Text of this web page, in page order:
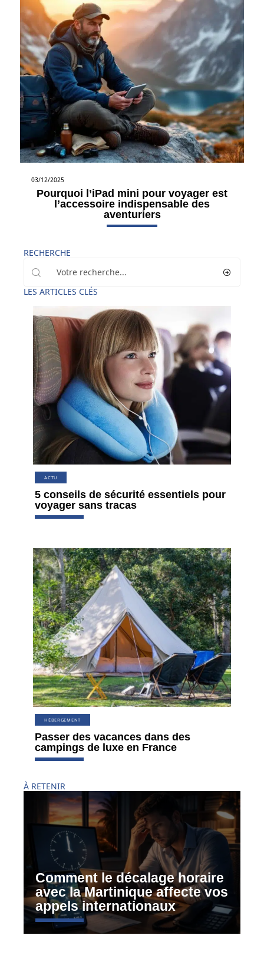
03/12/2025
Pourquoi l’iPad mini pour voyager est
l’accessoire indispensable des
aventuriers
RECHERCHE
LES ARTICLES CLÉS
ACTU
5 conseils de sécurité essentiels pour
voyager sans tracas
HÉBERGEMENT
Passer des vacances dans des
campings de luxe en France
À RETENIR
Comment le décalage horaire
avec la Martinique affecte vos
appels internationaux